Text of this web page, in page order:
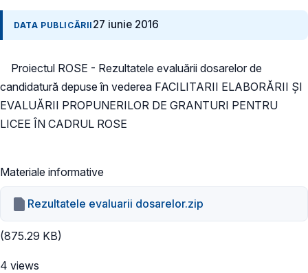
DATA PUBLICĂRII 27 iunie 2016
Proiectul ROSE - Rezultatele evaluării dosarelor de
candidatură depuse în vederea FACILITARII ELABORĂRII ȘI
EVALUĂRII PROPUNERILOR DE GRANTURI PENTRU
LICEE ÎN CADRUL ROSE
Materiale informative
Rezultatele evaluarii dosarelor.zip
(875.29 KB)
4 views